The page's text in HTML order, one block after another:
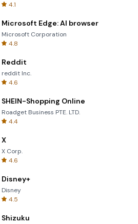
4.1
Microsoft Edge: AI browser
Microsoft Corporation
4.8
Reddit
reddit Inc.
4.6
SHEIN-Shopping Online
Roadget Business PTE. LTD.
4.4
X
X Corp.
4.6
Disney+
Disney
4.5
Shizuku